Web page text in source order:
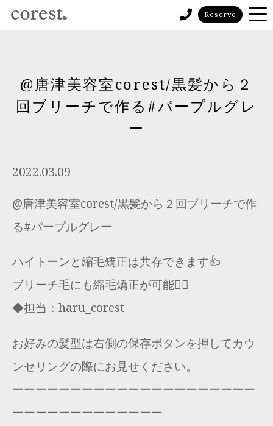
Reserve
@唐津美容室corest/黒髪から２
回ブリーチで作る#パープルグレ
ー
2022.03.09
@唐津美容室corest/黒髪から２回ブリーチで作
る#パープルグレー
ハイトーンと縮毛矯正は共存できます👍
ブリーチ毛にも縮毛矯正が可能🙆‍♂️
◆担当：haru_corest
お好みの髪型は右側の保存ボタンを押してカウ
ンセリングの際にお見せください。
ーーーーーーーーーーーーーーーーーーーーー
ーーーーーーーーーーーーー